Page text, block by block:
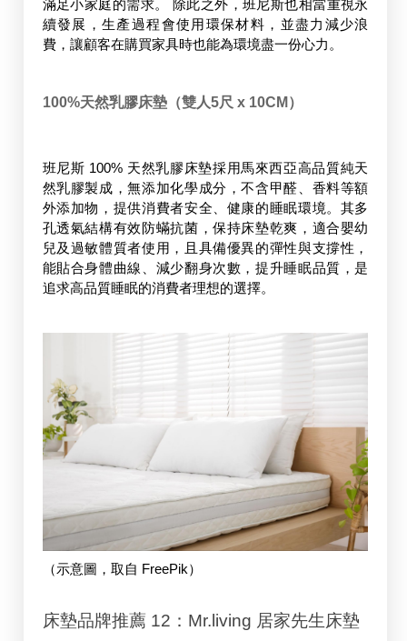
滿足小家庭的需求。 除此之外，班尼斯也相當重視永
續發展，生產過程會使用環保材料，並盡力減少浪
費，讓顧客在購買家具時也能為環境盡一份心力。
100%天然乳膠床墊（雙人5尺 x 10CM）
班尼斯 100% 天然乳膠床墊採用馬來西亞高品質純天
然乳膠製成，無添加化學成分，不含甲醛、香料等額
外添加物，提供消費者安全、健康的睡眠環境。其多
孔透氣結構有效防蟎抗菌，保持床墊乾爽，適合嬰幼
兒及過敏體質者使用，且具備優異的彈性與支撐性，
能貼合身體曲線、減少翻身次數，提升睡眠品質，是
追求高品質睡眠的消費者理想的選擇。
（示意圖，取自 FreePik）
床墊品牌推薦 12：Mr.living 居家先生床墊